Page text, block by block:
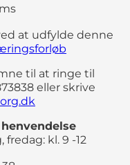
at udfylde denne
til at ringe til
eller skrive
kl. 9 -12